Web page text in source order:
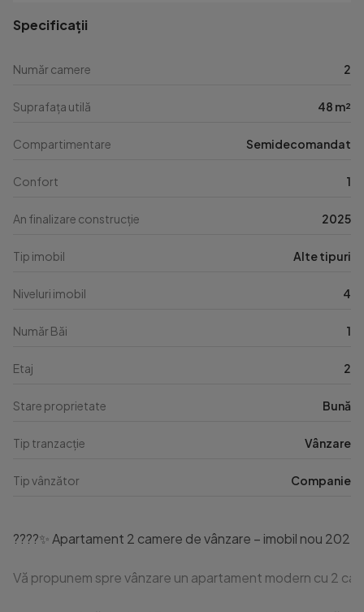
Specificații
Număr camere 2
Suprafața utilă 48 m²
Compartimentare Semidecomandat
Confort 1
An finalizare construcție 2025
Tip imobil Alte tipuri
Niveluri imobil 4
Număr Băi 1
Etaj 2
Stare proprietate Bună
Tip tranzacție Vânzare
Tip vânzător Companie
????✨ Apartament 2 camere de vânzare – imobil nou 2025
Vă propunem spre vânzare un apartament modern cu 2